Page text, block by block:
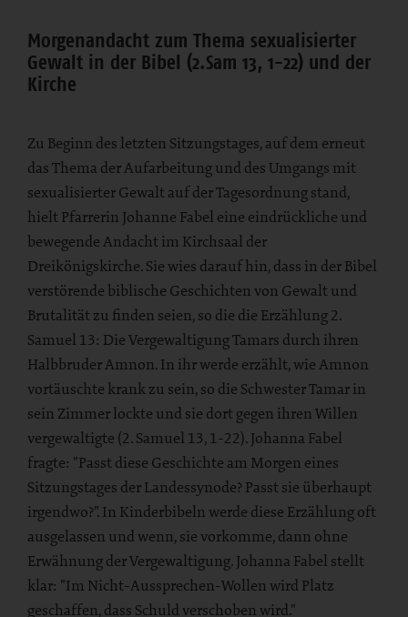
Morgenandacht zum Thema sexualisierter
Gewalt in der Bibel (2.Sam 13, 1-22) und der
Kirche
Zu Beginn des letzten Sitzungstages, auf dem erneut
das Thema der Aufarbeitung und des Umgangs mit
sexualisierter Gewalt auf der Tagesordnung stand,
hielt Pfarrerin Johanne Fabel eine eindrückliche und
bewegende Andacht im Kirchsaal der
Dreikönigskirche. Sie wies darauf hin, dass in der Bibel
verstörende biblische Geschichten von Gewalt und
Brutalität zu finden seien, so die die Erzählung 2.
Samuel 13: Die Vergewaltigung Tamars durch ihren
Halbbruder Amnon. In ihr werde erzählt, wie Amnon
vortäuschte krank zu sein, so die Schwester Tamar in
sein Zimmer lockte und sie dort gegen ihren Willen
vergewaltigte (2. Samuel 13, 1-22). Johanna Fabel
fragte: "Passt diese Geschichte am Morgen eines
Sitzungstages der Landessynode? Passt sie überhaupt
irgendwo?". In Kinderbibeln werde diese Erzählung oft
ausgelassen und wenn, sie vorkomme, dann ohne
Erwähnung der Vergewaltigung. Johanna Fabel stellt
klar: "Im Nicht-Aussprechen-Wollen wird Platz
geschaffen, dass Schuld verschoben wird."